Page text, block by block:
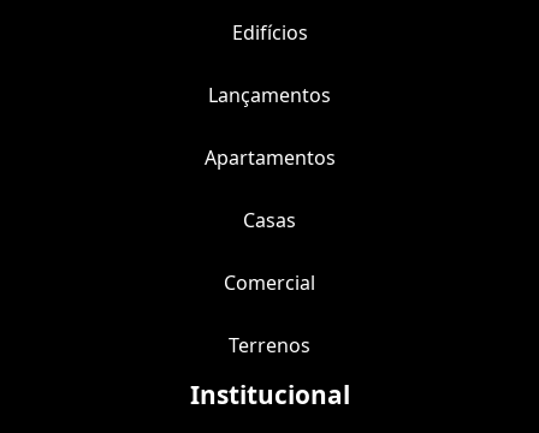
Edifícios
Lançamentos
Apartamentos
Casas
Comercial
Terrenos
Institucional